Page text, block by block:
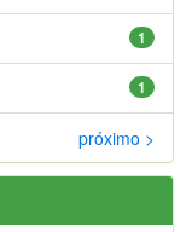
1
1
próximo >